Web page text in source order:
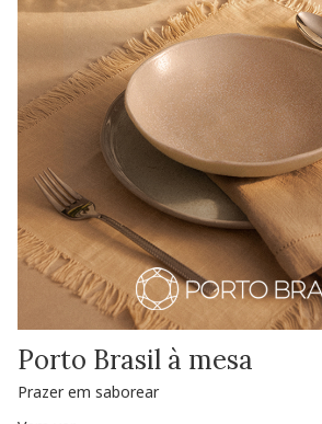
Porto Brasil à mesa
Prazer em saborear